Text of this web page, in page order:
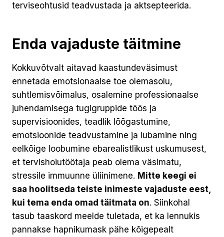
terviseohtusid teadvustada ja aktsepteerida.
Enda vajaduste täitmine
Kokkuvõtvalt aitavad kaastundeväsimust
ennetada emotsionaalse toe olemasolu,
suhtlemisvõimalus, osalemine professionaalse
juhendamisega tugigruppide töös ja
supervisioonides, teadlik lõõgastumine,
emotsioonide teadvustamine ja lubamine ning
eelkõige loobumine ebarealistlikust uskumusest,
et tervishoiutöötaja peab olema väsimatu,
stressile immuunne üliinimene. Mitte keegi ei
saa hoolitseda teiste inimeste vajaduste eest,
kui tema enda omad täitmata on. Siinkohal
tasub taaskord meelde tuletada, et ka lennukis
pannakse hapnikumask pähe kõigepealt